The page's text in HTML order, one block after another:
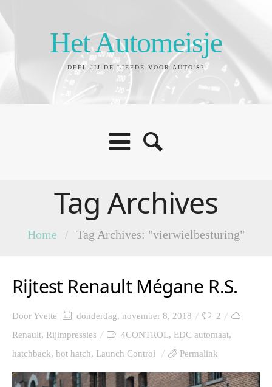
Het Automeisje
DEEL JIJ DE LIEFDE VOOR AUTO'S?
Tag Archives
Home / Tag Archives: "vierwielbesturing"
Rijtest Renault Mégane R.S.
DoorYvette donderdag, november 8, 2018
2
Renault, Rijimpressies 4CONTROL, EDC automaat,
hatchback, hot hatch, Launch Control Permalink